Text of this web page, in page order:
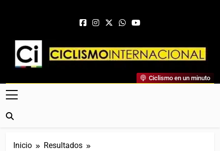
Ciclismo Internacional
Web Dedicada Al Ciclismo Mundial. Entrevistas, Análisis,
Crónicas, Previas Y Más. La Web Ciclista De Referencia.
Ciclismo en un minuto
Inicio
Resultados